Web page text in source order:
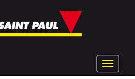
Toggle